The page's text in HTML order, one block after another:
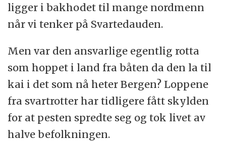
Barcelona, Spania
Eyam, England
Stockholm, Sverige
ligger i bakhodet til mange nordmenn
når vi tenker på Svartedauden.
Men var den ansvarlige egentlig rotta
som hoppet i land fra båten da den la til
kai i det som nå heter Bergen? Loppene
fra svartrotter har tidligere fått skylden
for at pesten spredte seg og tok livet av
halve befolkningen.